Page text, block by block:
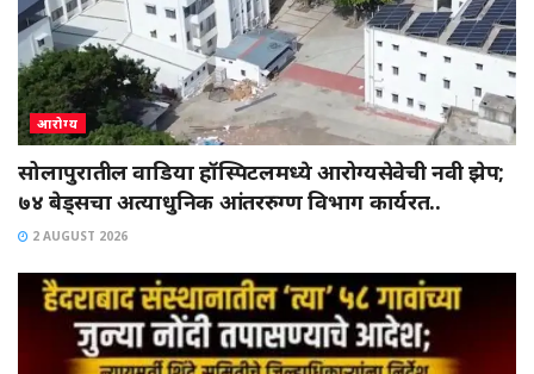
आरोग्य
सोलापुरातील वाडिया हॉस्पिटलमध्ये आरोग्यसेवेची नवी झेप;
७४ बेड्सचा अत्याधुनिक आंतररुग्ण विभाग कार्यरत..
2 AUGUST 2026